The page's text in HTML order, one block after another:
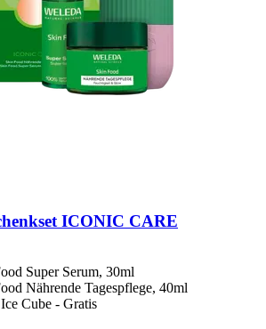
ICONIC CARE
Super Serum, 30ml
Nährende Tagespflege, 40ml
Cube - Gratis